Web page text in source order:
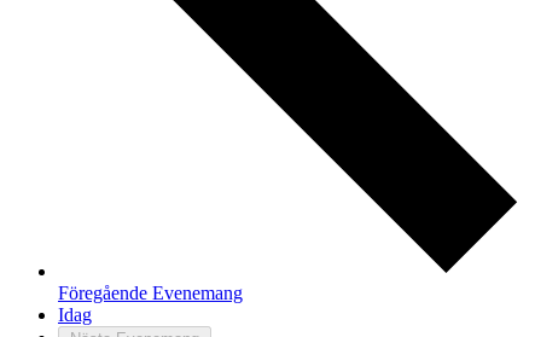
Föregående Evenemang
Idag